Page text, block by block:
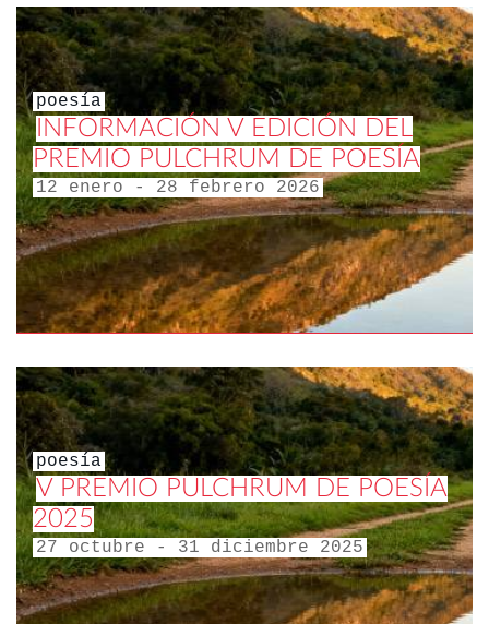
poesía
INFORMACIÓN V EDICIÓN DEL
PREMIO PULCHRUM DE POESÍA
12 enero - 28 febrero 2026
poesía
V PREMIO PULCHRUM DE POESÍA
2025
27 octubre - 31 diciembre 2025